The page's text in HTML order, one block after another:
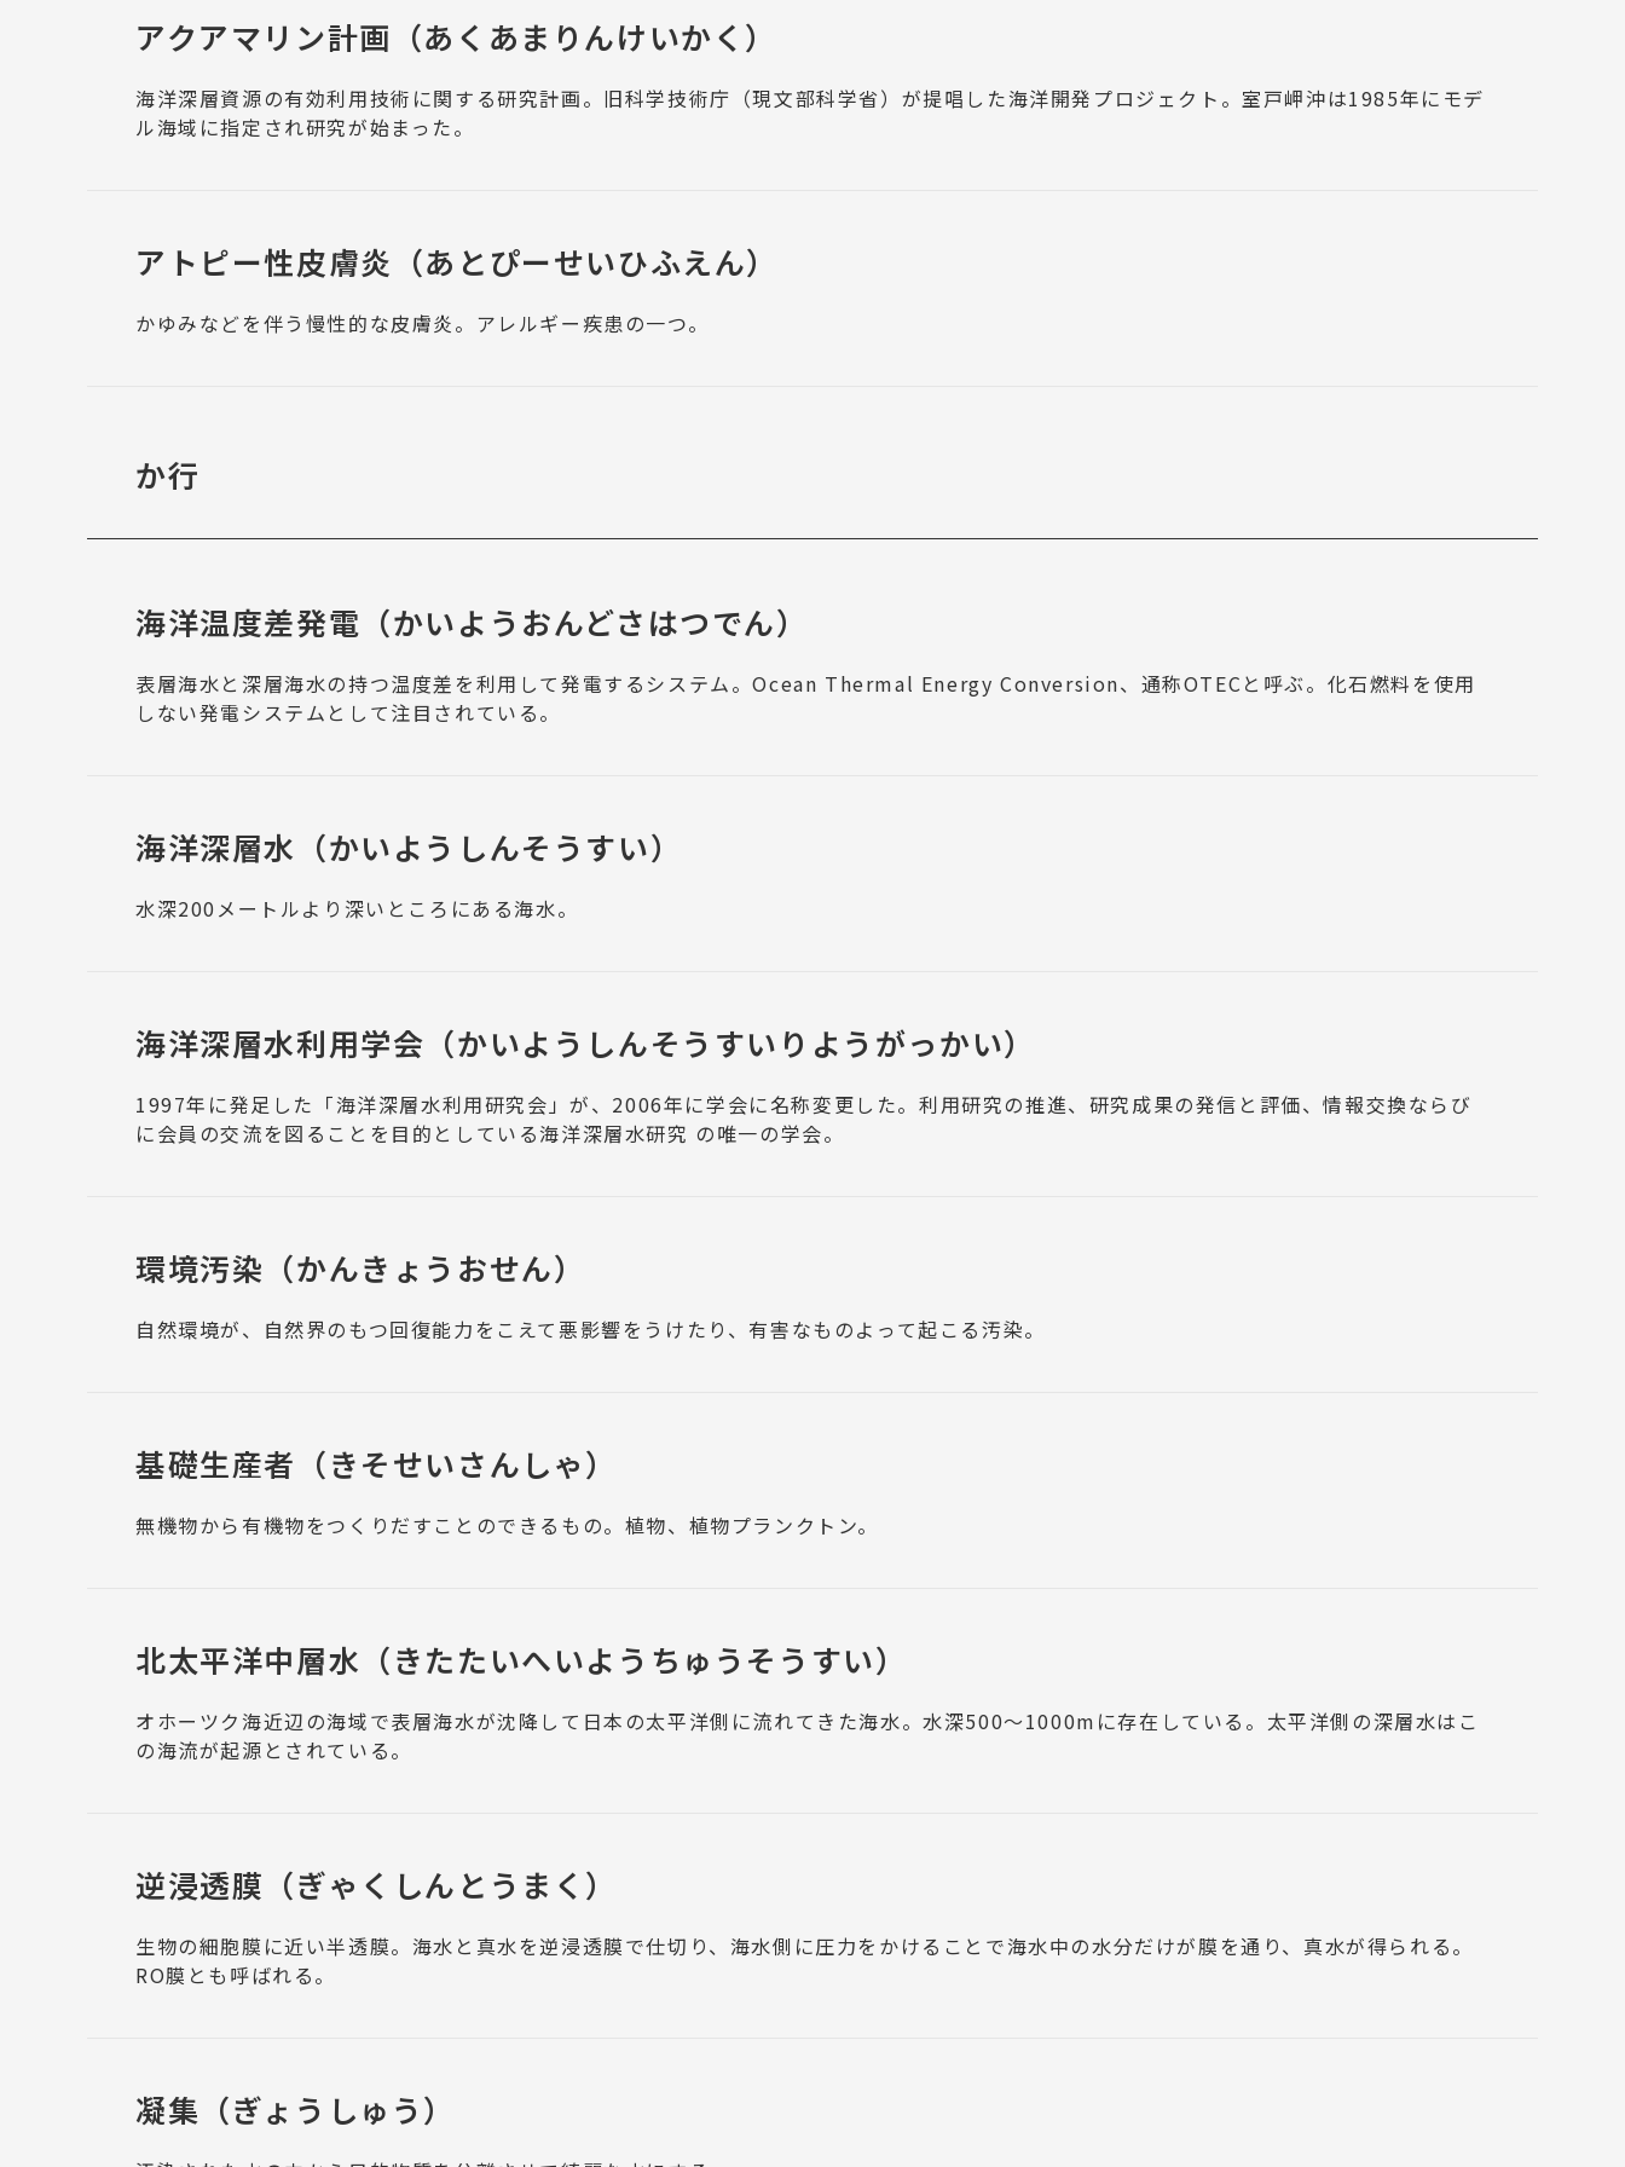
アクアマリン計画 （あくあまりんけいかく）
海洋深層資源の有効利用技術に関する研究計画。旧科学技術庁（現文部科学省）が提唱した海洋開発プロジェクト。室戸岬沖は1985年にモデ
ル海域に指定され研究が始まった。
アトピー性皮膚炎 （あとぴーせいひふえん）
かゆみなどを伴う慢性的な皮膚炎。アレルギー疾患の一つ。
か行
海洋温度差発電 （かいようおんどさはつでん）
表層海水と深層海水の持つ温度差を利用して発電するシステム。Ocean Thermal Energy Conversion、通称OTECと呼ぶ。化石燃料を使用
しない発電システムとして注目されている。
海洋深層水 （かいようしんそうすい）
水深200メートルより深いところにある海水。
海洋深層水利用学会 （かいようしんそうすいりようがっかい）
1997年に発足した「海洋深層水利用研究会」が、2006年に学会に名称変更した。利用研究の推進、研究成果の発信と評価、情報交換ならび
に会員の交流を図ることを目的としている海洋深層水研究 の唯一の学会。
環境汚染 （かんきょうおせん）
自然環境が、自然界のもつ回復能力をこえて悪影響をうけたり、有害なものよって起こる汚染。
基礎生産者 （きそせいさんしゃ）
無機物から有機物をつくりだすことのできるもの。植物、植物プランクトン。
北太平洋中層水 （きたたいへいようちゅうそうすい）
オホーツク海近辺の海域で表層海水が沈降して日本の太平洋側に流れてきた海水。水深500～1000mに存在している。太平洋側の深層水はこ
の海流が起源とされている。
逆浸透膜 （ぎゃくしんとうまく）
生物の細胞膜に近い半透膜。海水と真水を逆浸透膜で仕切り、海水側に圧力をかけることで海水中の水分だけが膜を通り、真水が得られる。
RO膜とも呼ばれる。
凝集 （ぎょうしゅう）